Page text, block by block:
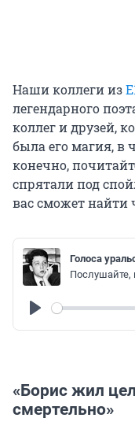
Наши коллеги из
легендарного
коллег и друзей,
была его магия, в
конечно,
спрятали под
вас сможет найти
Голоса
«Борис жил
смертельно»